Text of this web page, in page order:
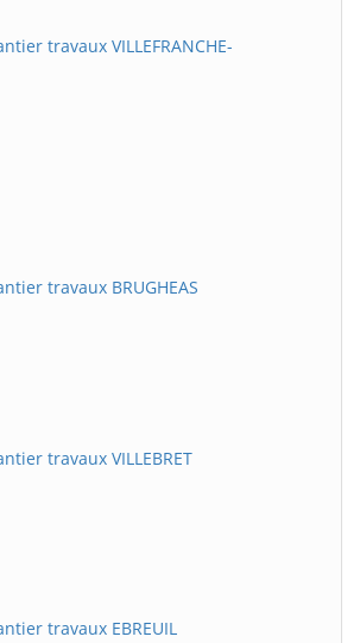
travaux VILLEFRANCHE-
travaux BRUGHEAS
travaux VILLEBRET
travaux EBREUIL